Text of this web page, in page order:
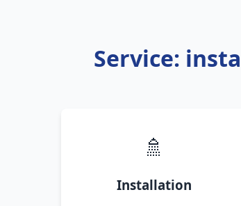
Service:
🚿
Installation